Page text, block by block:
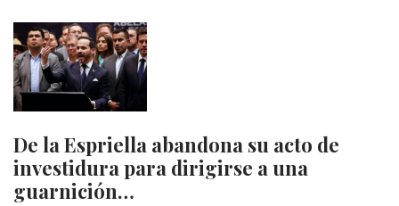
De la Espriella abandona su acto de
investidura para dirigirse a una
guarnición…